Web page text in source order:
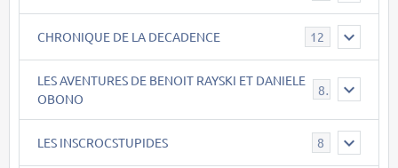
CHRONIQUE DE LA DECADENCE 12
LES AVENTURES DE BENOIT RAYSKI ET DANIELE
OBONO
8
LES INSCROCSTUPIDES 8